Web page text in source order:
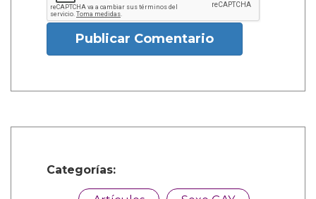
Publicar Comentario
Categorías: